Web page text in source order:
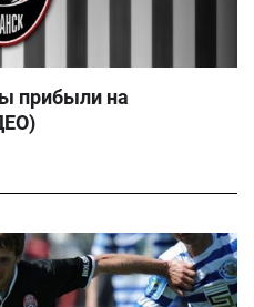
прибыли на